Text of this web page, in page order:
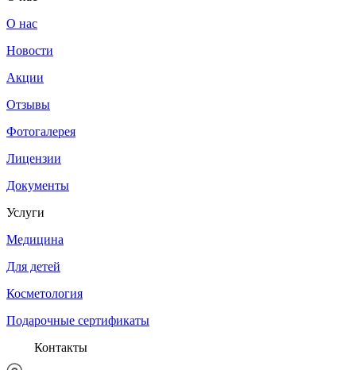
О нас
Новости
Акции
Отзывы
Фотогалерея
Лицензии
Документы
Услуги
Медицина
Для детей
Косметология
Подарочные сертификаты
Контакты